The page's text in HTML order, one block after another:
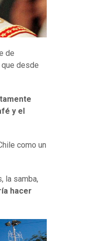
de
desde
y el
como un
la samba,
hacer